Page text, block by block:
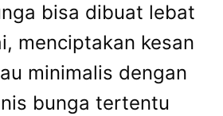
bisa dibuat lebat
menciptakan kesan
minimalis dengan
bunga tertentu